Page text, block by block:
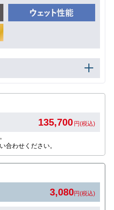
135,700 円(税込)
合わせください。
3,080円(税込)